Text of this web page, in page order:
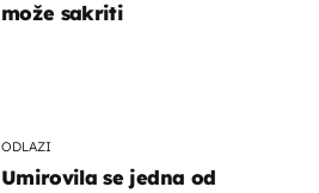
ODLAZI
Umirovila se jedna od
može sakriti